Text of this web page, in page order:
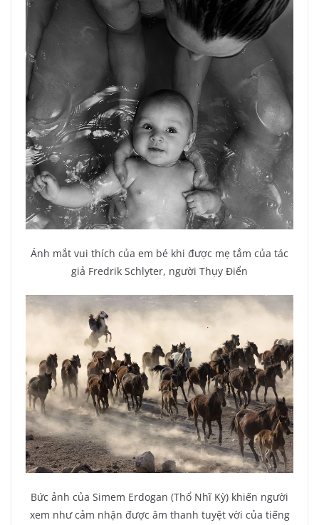
Ánh mắt vui thích của em bé khi được mẹ tắm của tác
giả Fredrik Schlyter, người Thụy Điển
Bức ảnh của Simem Erdogan (Thổ Nhĩ Kỳ) khiến người
xem như cảm nhận được âm thanh tuyệt vời của tiếng